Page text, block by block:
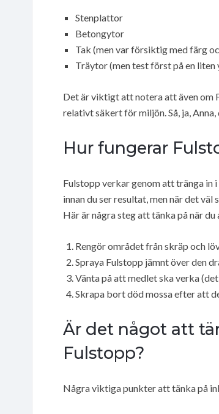
Stenplattor
Betongytor
Tak (men var försiktig med färg
Träytor (men test först på en liten
Det är viktigt att notera att även om
relativt säkert för miljön. Så, ja,
Hur fungerar
Fulstopp verkar genom att tränga in
innan du ser resultat, men när det
Här är några steg att tänka på när du
Rengör området från skräp och
Spraya Fulstopp jämnt över den
Vänta på att medlet ska verka
Skrapa bort död mossa efter att
Är det något att
Fulstopp?
Några viktiga punkter att tänka på